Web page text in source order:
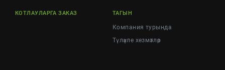
КОТЛАУЛАРГА ЗАКАЗ ТАГЫН
Компания турында
Түләүле хезмәтләр